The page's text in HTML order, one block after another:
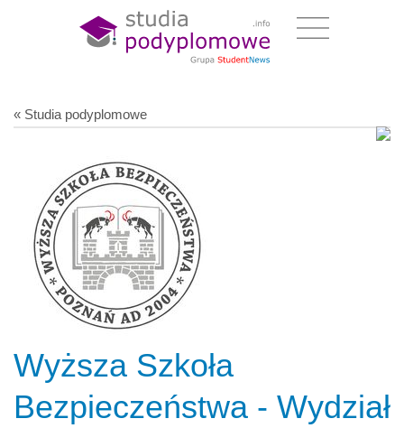
« Studia podyplomowe
Wyższa Szkoła
Bezpieczeństwa - Wydział